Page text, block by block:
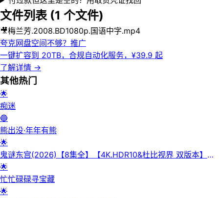
文件列表 (1 个文件)
🎥梅兰芳.2008.BD1080p.国语中字.mp4
夸克网盘空间不够？ 推广
一键扩容到 20TB，合规自动化服务，¥39.9 起
了解详情 →
其他热门
🌟
痴迷
🔵
熊出没·年年有熊
🌟
鬼谜东宫(2026)【8集全】【4K.HDR10&杜比视界 双版本】
【高码率】【内封简繁英】【杜比全景声】
🌟
忙忙碌碌寻宝藏
🌟